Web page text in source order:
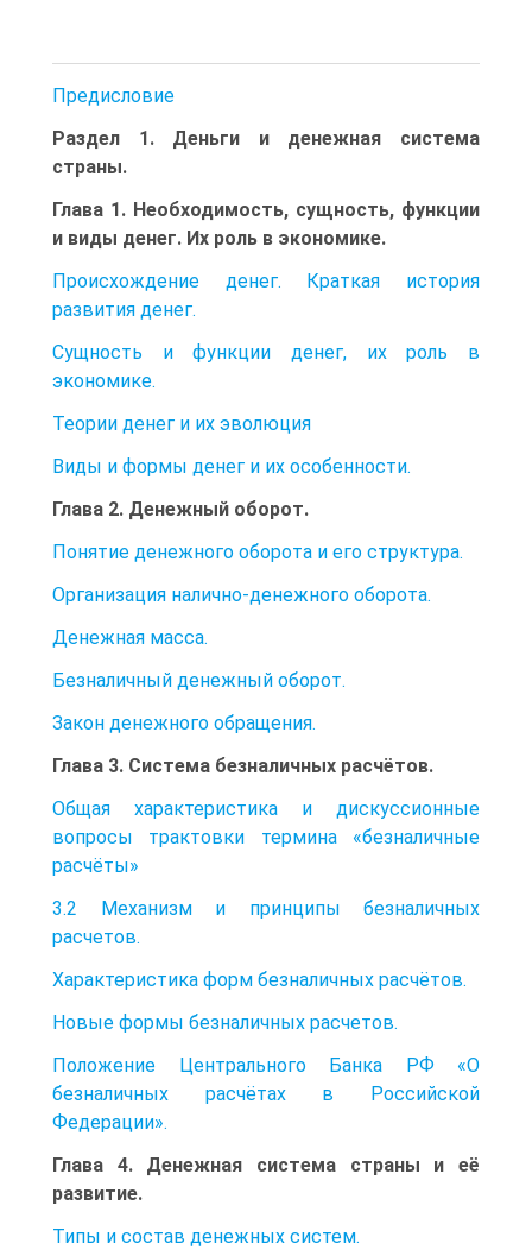
Предисловие
Раздел 1. Деньги и денежная система
страны.
Глава 1. Необходимость, сущность, функции
и виды денег. Их роль в экономике.
Происхождение денег. Краткая история
развития денег.
Сущность и функции денег, их роль в
экономике.
Теории денег и их эволюция
Виды и формы денег и их особенности.
Глава 2. Денежный оборот.
Понятие денежного оборота и его структура.
Организация налично-денежного оборота.
Денежная масса.
Безналичный денежный оборот.
Закон денежного обращения.
Глава 3. Система безналичных расчётов.
Общая характеристика и дискуссионные
вопросы трактовки термина «безналичные
расчёты»
3.2 Механизм и принципы безналичных
расчетов.
Характеристика форм безналичных расчётов.
Новые формы безналичных расчетов.
Положение Центрального Банка РФ «О
безналичных расчётах в Российской
Федерации».
Глава 4. Денежная система страны и её
развитие.
Типы и состав денежных систем.